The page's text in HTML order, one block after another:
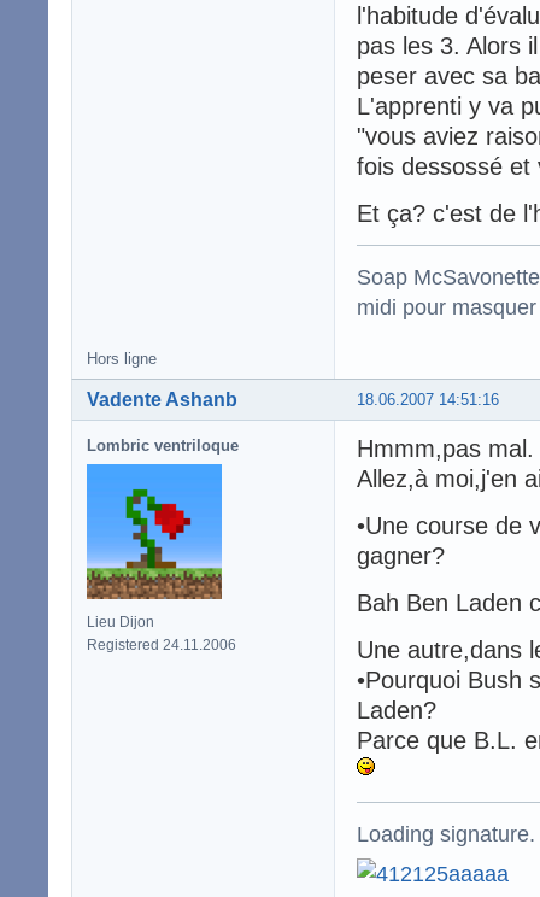
l'habitude
pas les 3. Alors
peser avec sa
L'apprenti y va
"vous aviez
fois dessossé et
Et ça? c'est de
Soap
midi pour
Hors ligne
18.06.2007 14:51:16
Vadente Ashanb
Lombric ventriloque
Lieu Dijon
Registered 24.11.2006
Hmmm,pas mal.
Allez,à moi,j'en
•Une course de
gagner?
Bah Ben Laden
Une autre,dans
•Pourquoi Bush
Laden?
Parce que B.L.
Loading signature.